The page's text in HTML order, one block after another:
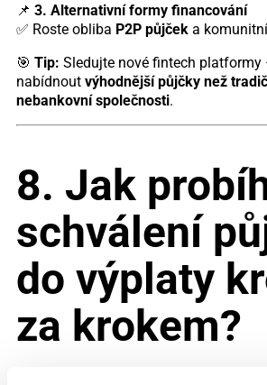
📌 3. Alternativní formy financování
✅ Roste obliba P2P půjčeka
🎯 Tip: Sledujte nové fintech platformy
nabídnout výhodnější půjčky než
nebankovní společnosti.
8. Jak
schválení
do výplaty
za krokem?